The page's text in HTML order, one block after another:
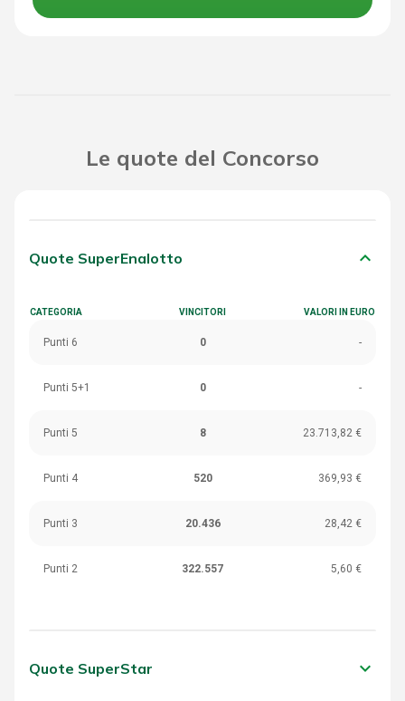
Le quote del Concorso
Quote SuperEnalotto keyboard_arrow_down
CATEGORIA VINCITORI VALORI IN EURO
Punti 6 0 -
Punti 5+1 0 -
Punti 5 8 23.713,82 €
Punti 4 520 369,93 €
Punti 3 20.436 28,42 €
Punti 2 322.557 5,60 €
Quote SuperStar keyboard_arrow_down